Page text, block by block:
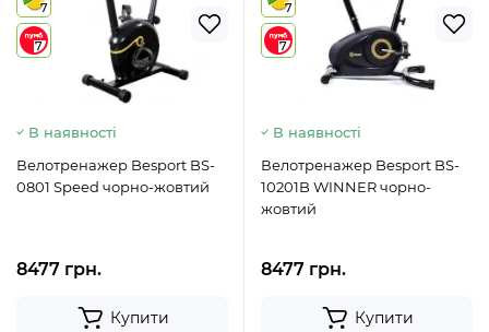
7
7
В наявності
Велотренажер Besport BS-
0801 Speed чорно-жовтий
8477 грн.
Купити
7
7
В наявності
Велотренажер Besport BS-
10201B WINNER чорно-
жовтий
8477 грн.
Купити